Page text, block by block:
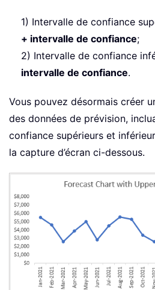
1) Intervalle de confiance
+ intervalle de confiance;
2) Intervalle de confiance
intervalle de confiance.
Vous pouvez désormais créer
des données de prévision,
confiance supérieurs et
la capture d’écran ci-dessous.